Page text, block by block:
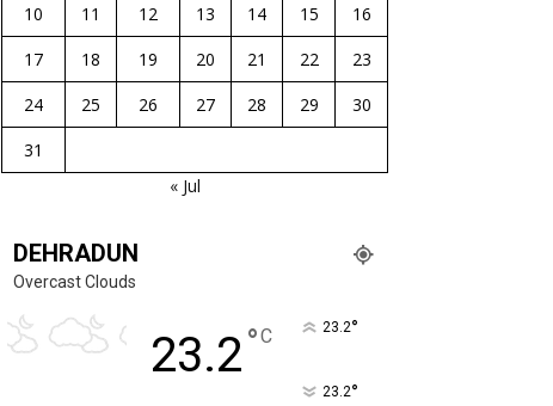
10
11 12 13 14 15
16
17
18 19 20 21 22
23
24
25 26 27 28 29
30
31
« Jul
DEHRADUN
Overcast Clouds
23.2°C 23.2°
23.2°